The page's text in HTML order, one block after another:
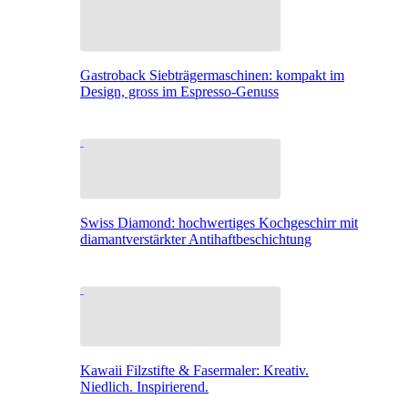
Gastroback Siebträgermaschinen: kompakt im
Design, gross im Espresso-Genuss
Swiss Diamond: hochwertiges Kochgeschirr mit
diamantverstärkter Antihaftbeschichtung
Kawaii Filzstifte & Fasermaler: Kreativ.
Niedlich. Inspirierend.